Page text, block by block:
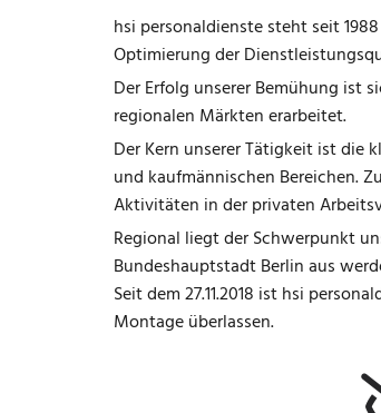
hsi personaldienste steht seit
Optimierung der
Der Erfolg unserer Bemühung ist
regionalen Märkten erarbeitet.
Der Kern unserer Tätigkeit ist die
und kaufmännischen Bereichen.
Aktivitäten in der privaten
Regional liegt der Schwerpunkt
Bundeshauptstadt Berlin aus
Seit dem 27.11.2018 ist hsi
Montage überlassen.